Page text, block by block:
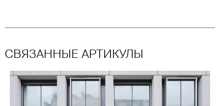
СВЯЗАННЫЕ АРТИКУЛЫ